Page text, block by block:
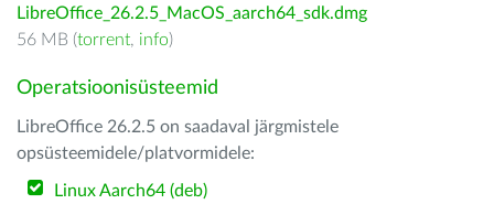
LibreOffice_26.2.5_MacOS_aarch64_sdk.dmg
56 MB (torrent, info)
Operatsioonisüsteemid
LibreOffice 26.2.5 on saadaval järgmistele
opsüsteemidele/platvormidele:
Linux Aarch64 (deb)